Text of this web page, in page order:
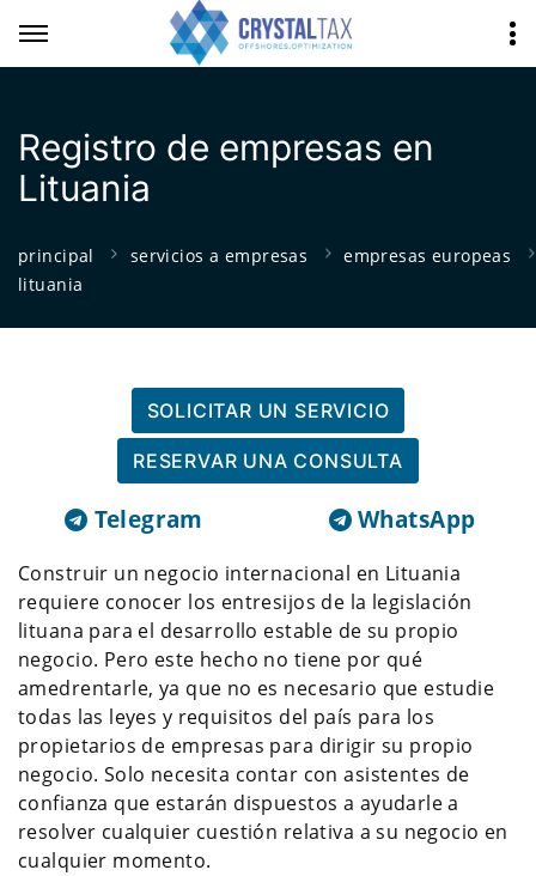
Registro de empresas en
Lituania
principal servicios a empresas
empresas europeas
lituania
SOLICITAR UN SERVICIO
RESERVAR UNA CONSULTA
Telegram WhatsApp
Construir un negocio internacional en Lituania
requiere conocer los entresijos de la legislación
lituana para el desarrollo estable de su propio
negocio. Pero este hecho no tiene por qué
amedrentarle, ya que no es necesario que estudie
todas las leyes y requisitos del país para los
propietarios de empresas para dirigir su propio
negocio. Solo necesita contar con asistentes de
confianza que estarán dispuestos a ayudarle a
resolver cualquier cuestión relativa a su negocio en
cualquier momento.